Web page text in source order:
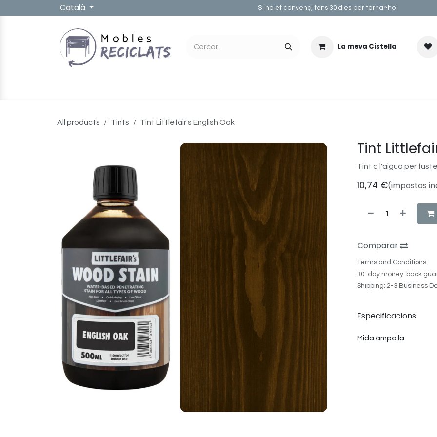
Català Si no et convenç, tens 30 dies per tornar-ho.
La meva Cistella
All products Tints Tint Littlefair's English Oak
Tint
Tint a l'aigua per
10,74 €(impostos
Comparar
Terms and Conditions
30-day money-back
Shipping: 2-3 Business
Especificacions
Mida ampolla